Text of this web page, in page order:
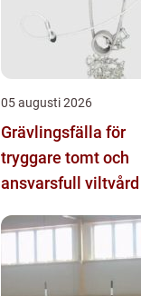
05 augusti 2026
Grävlingsfälla för
tryggare tomt och
ansvarsfull viltvård